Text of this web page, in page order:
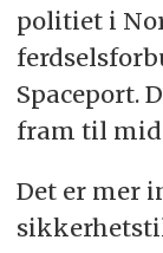
politiet i
Spaceport.
fram til
Det er mer